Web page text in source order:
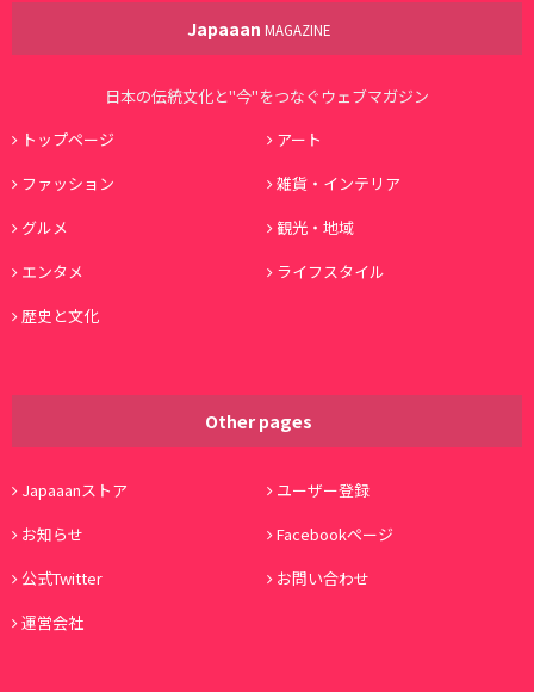
Japaaan MAGAZINE
日本の伝統文化と"今"をつなぐウェブマガジン
トップページ
アート
ファッション
雑貨・インテリア
グルメ
観光・地域
エンタメ
ライフスタイル
歴史と文化
Other pages
Japaaanストア
ユーザー登録
お知らせ
Facebookページ
公式Twitter
お問い合わせ
運営会社